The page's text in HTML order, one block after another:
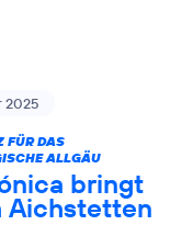
2025
FÜR DAS
ALLGÄU
bringt
Aichstetten